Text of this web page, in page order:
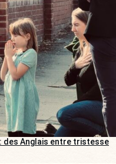
: des Anglais entre tristesse